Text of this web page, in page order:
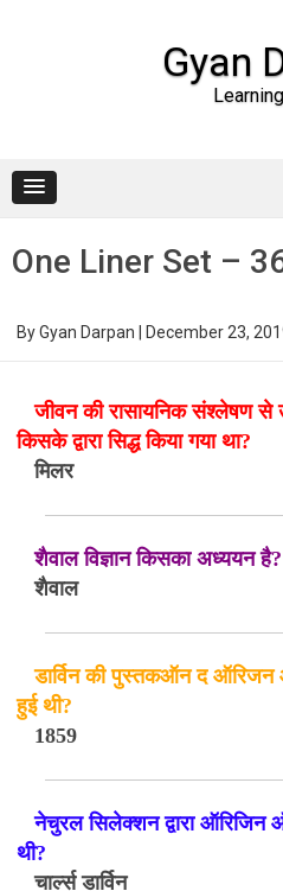
Gyan
One Liner Set –
ByGyan Darpan December 23,
जीवन की रासायनिक संश्लेषण से
किसके द्वारा सिद्ध किया गया था?
मिलर
शैवाल विज्ञान किसका अध्ययन है?
शैवाल
डार्विन की पुस्तकऑन द
हुई थी?
1859
नेचुरल सिलेक्शन द्वारा
थी?
चार्ल्स डार्विन